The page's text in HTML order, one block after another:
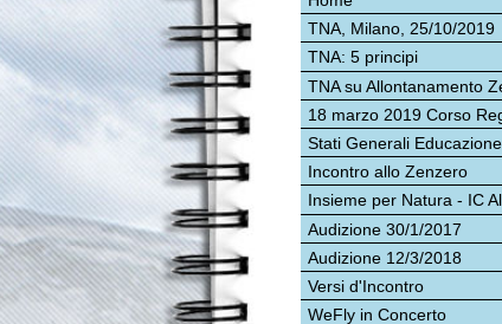
TNA: 5 principi
TNA su Allontanamento Zero
18 marzo 2019 Corso Regione
Stati Generali Educazione
Incontro allo Zenzero
Insieme per Natura - IC Albaro
Audizione 30/1/2017
Audizione 12/3/2018
Versi d'Incontro
WeFly in Concerto
Protocollo con Istituzioni
Matitone 2/5/2013